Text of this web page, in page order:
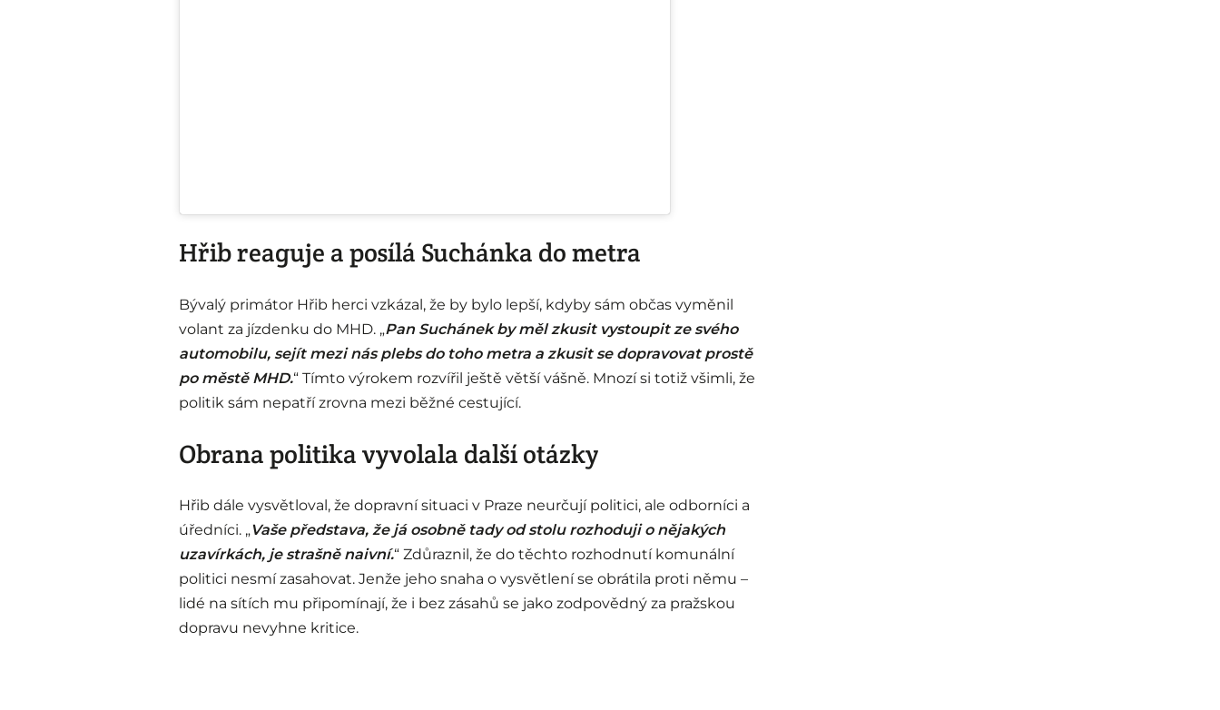
Hřib reaguje a posílá Suchánka do metra
Bývalý primátor Hřib herci vzkázal, že by bylo lepší, kdyby sám občas vyměnil
volant za jízdenku do MHD. „Pan Suchánek by měl zkusit vystoupit ze svého
automobilu, sejít mezi nás plebs do toho metra a zkusit se dopravovat prostě
po městě MHD.“ Tímto výrokem rozvířil ještě větší vášně. Mnozí si totiž všimli, že
politik sám nepatří zrovna mezi běžné cestující.
Obrana politika vyvolala další otázky
Hřib dále vysvětloval, že dopravní situaci v Praze neurčují politici, ale odborníci a
úředníci. „Vaše představa, že já osobně tady od stolu rozhoduji o nějakých
uzavírkách, je strašně naivní.“ Zdůraznil, že do těchto rozhodnutí komunální
politici nesmí zasahovat. Jenže jeho snaha o vysvětlení se obrátila proti němu –
lidé na sítích mu připomínají, že i bez zásahů se jako zodpovědný za pražskou
dopravu nevyhne kritice.